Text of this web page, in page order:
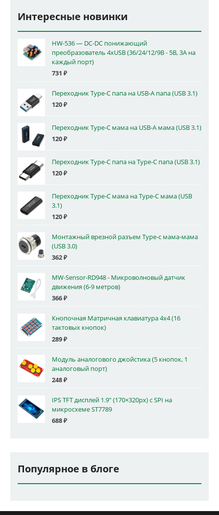
Интересные новинки
HW-536 — DC-DC понижающий
преобразователь 4xUSB (36/24/12/9В - 5В, 3А на
каждый порт)
731 ₽
Переходник Type-C папа на USB-A папа (USB 3.1)
120₽
Переходник Type-C мама на USB-A мама (USB 3.1)
120₽
Переходник Type-C папа на Type-C папа (USB 3.1)
120₽
Переходник Type-C мама на Type-C мама (USB
3.1)
120₽
Монтажный врезной разъем Type-c мама-мама
(USB 3.0)
362₽
MW-Sensor-RD948 - Микроволновый датчик
движения (6-9 метров)
366₽
Кнопочная Матричная клавиатура 4x4 (16
тактовых кнопок)
289₽
Модуль аналогового джойстика (5 кнопок, 1
аналоговый порт)
248₽
IPS TFT дисплей 1.9" (170×320px) с SPI на
микросхеме ST7789
688₽
Популярное в блоге